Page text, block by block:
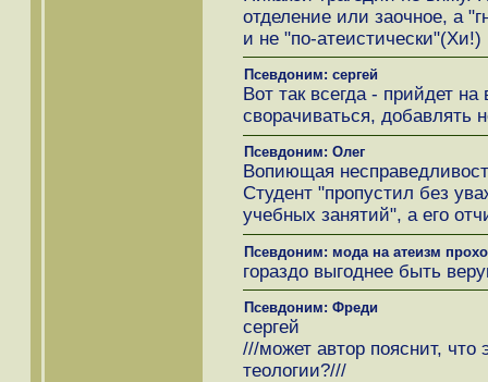
отделение или заочное, а
и не "по-атеистически"(Хи!)
Псевдоним: сергей
Вот так всегда - прийдет
сворачиваться, добавлять
Псевдоним: Олег
Вопиющая
Студент "пропустил без
учебных занятий", а его
Псевдоним: мода на атеизм
гораздо выгоднее быть
Псевдоним: Фреди
сергей
///может автор пояснит, что
теологии?///